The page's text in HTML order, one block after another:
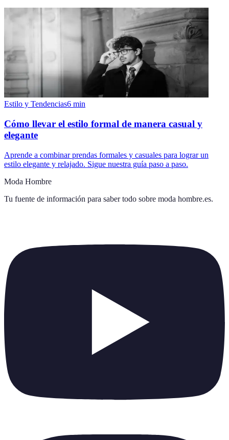
Estilo y Tendencias6 min
Cómo llevar el estilo formal de manera casual y
elegante
Aprende a combinar prendas formales y casuales para lograr un
estilo elegante y relajado. Sigue nuestra guía paso a paso.
Moda Hombre
Tu fuente de información para saber todo sobre moda hombre.es.